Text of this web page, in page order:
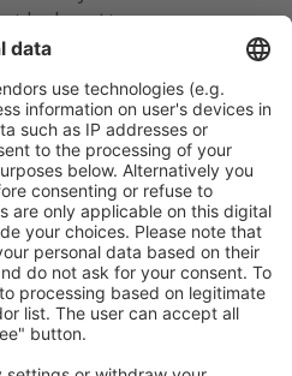
helposti